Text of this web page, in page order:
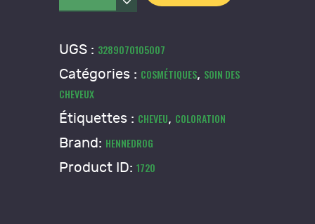
"noir"
Henné
Natur
HENNEDROG
UGS : 3289070105007
Catégories : COSMÉTIQUES, SOIN DES
CHEVEUX
Étiquettes : CHEVEU, COLORATION
Brand: HENNEDROG
Product ID: 1720